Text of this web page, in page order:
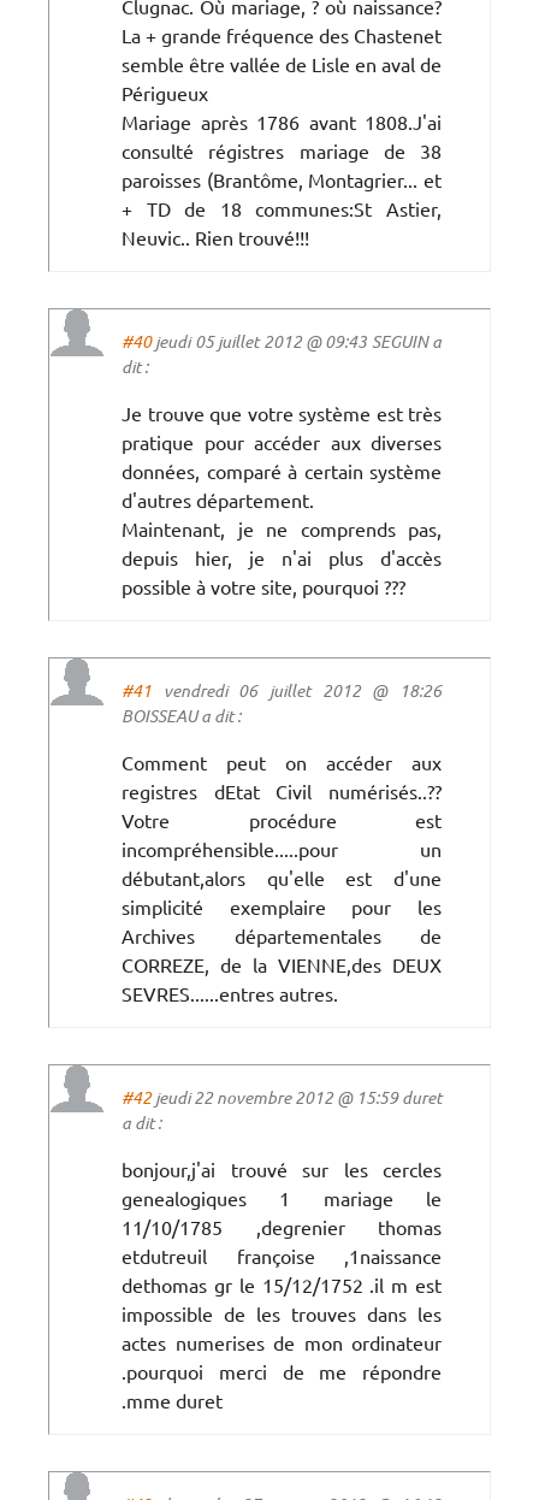
Clugnac. Où mariage, ? où naissance?
La + grande fréquence des Chastenet
semble être vallée de Lisle en aval de
Périgueux
Mariage après 1786 avant 1808.J'ai
consulté régistres mariage de 38
paroisses (Brantôme, Montagrier... et
+ TD de 18 communes:St Astier,
Neuvic.. Rien trouvé!!!
#40jeudi 05 juillet 2012 @ 09:43 SEGUIN a
dit :
Je trouve que votre système est très
pratique pour accéder aux diverses
données, comparé à certain système
d'autres département.
Maintenant, je ne comprends pas,
depuis hier, je n'ai plus d'accès
possible à votre site, pourquoi ???
#41 vendredi 06 juillet 2012 @ 18:26
BOISSEAU a dit :
Comment peut on accéder aux
registres dEtat Civil numérisés..??
Votre procédure est
incompréhensible.....pour un
débutant,alors qu'elle est d'une
simplicité exemplaire pour les
Archives départementales de
CORREZE, de la VIENNE,des DEUX
SEVRES......entres autres.
#42jeudi 22 novembre 2012 @ 15:59 duret
a dit :
bonjour,j'ai trouvé sur les cercles
genealogiques 1 mariage le
11/10/1785 ,degrenier thomas
etdutreuil françoise ,1naissance
dethomas gr le 15/12/1752 .il m est
impossible de les trouves dans les
actes numerises de mon ordinateur
.pourquoi merci de me répondre
.mme duret